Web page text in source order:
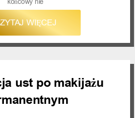
WIĘCEJ
ust po makijażu